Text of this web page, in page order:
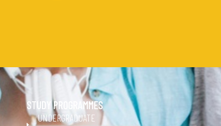
STUDY PROGRAMMES
UNDERGRADUATE